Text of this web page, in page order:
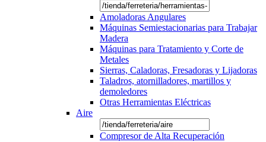
Amoladoras Angulares
Máquinas Semiestacionarias para Trabajar
Madera
Máquinas para Tratamiento y Corte de
Metales
Sierras, Caladoras, Fresadoras y Lijadoras
Taladros, atornilladores, martillos y
demoledores
Otras Herramientas Eléctricas
Aire
Compresor de Alta Recuperación